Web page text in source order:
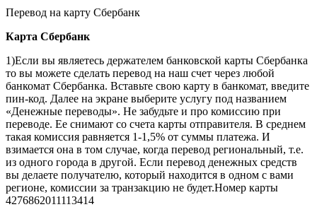
Перевод на карту Сбербанк
Карта Сбербанк
1)Если вы являетесь держателем банковской карты Сбербанка
то вы можете сделать перевод на наш счет через любой
банкомат Сбербанка. Вставьте свою карту в банкомат, введите
пин-код. Далее на экране выберите услугу под названием
«Денежные переводы». Не забудьте и про комиссию при
переводе. Ее снимают со счета карты отправителя. В среднем
такая комиссия равняется 1-1,5% от суммы платежа. И
взимается она в том случае, когда перевод региональный, т.е.
из одного города в другой. Если перевод денежных средств
вы делаете получателю, который находится в одном с вами
регионе, комиссии за транзакцию не будет.Номер карты
4276862011113414